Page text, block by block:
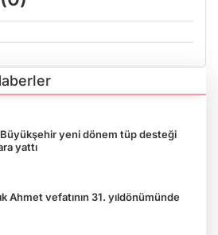
yeni dönem tüp desteği
yattı
Ahmet vefatının 31. yıldönümünde